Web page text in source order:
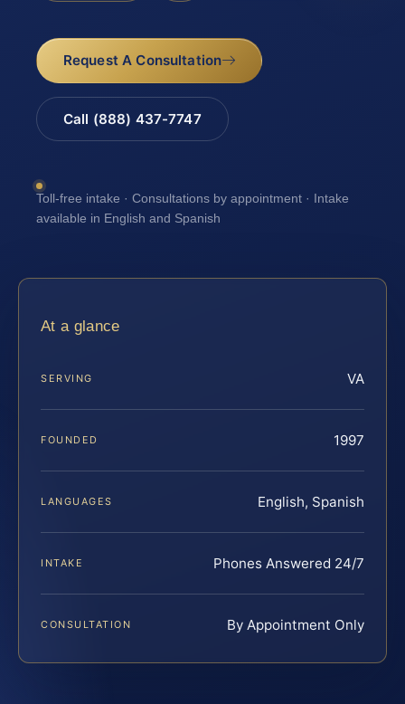
Request A Consultation
Call (888) 437-7747
Toll-free intake · Consultations by appointment · Intake
available in English and Spanish
At a glance
SERVING VA
FOUNDED 1997
LANGUAGES English, Spanish
INTAKE Phones Answered 24/7
CONSULTATION By Appointment Only